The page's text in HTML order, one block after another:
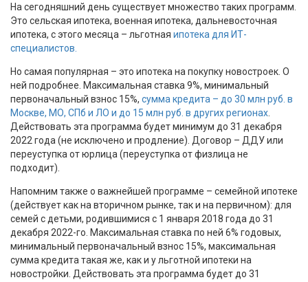
На сегодняшний день существует множество таких программ.
Это сельская ипотека, военная ипотека, дальневосточная
ипотека, с этого месяца – льготная ипотека для ИТ-
специалистов.
Но самая популярная – это ипотека на покупку новостроек. О
ней подробнее. Максимальная ставка 9%, минимальный
первоначальный взнос 15%, сумма кредита – до 30 млн руб. в
Москве, МО, СПб и ЛО и до 15 млн руб. в других регионах
Действовать эта программа будет минимум до 31 декабря
2022 года (не исключено и продление). Договор – ДДУ или
переуступка от юрлица (переуступка от физлица не
подходит).
Напомним также о важнейшей программе – семейной ипотеке
(действует как на вторичном рынке, так и на первичном): для
семей с детьми, родившимися с 1 января 2018 года до 31
декабря 2022-го. Максимальная ставка по ней 6% годовых,
минимальный первоначальный взнос 15%, максимальная
сумма кредита такая же, как и у льготной ипотеки на
новостройки. Действовать эта программа будет до 31